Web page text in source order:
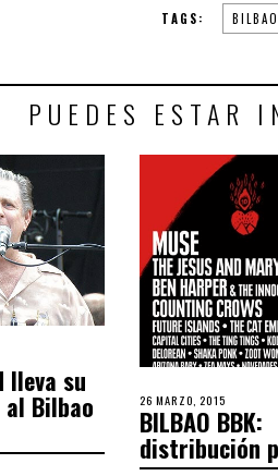
TAGS:
PUEDES ESTAR
lleva su
al Bilbao 26 MARZO, 2015
BILBAO BBK:
distribución